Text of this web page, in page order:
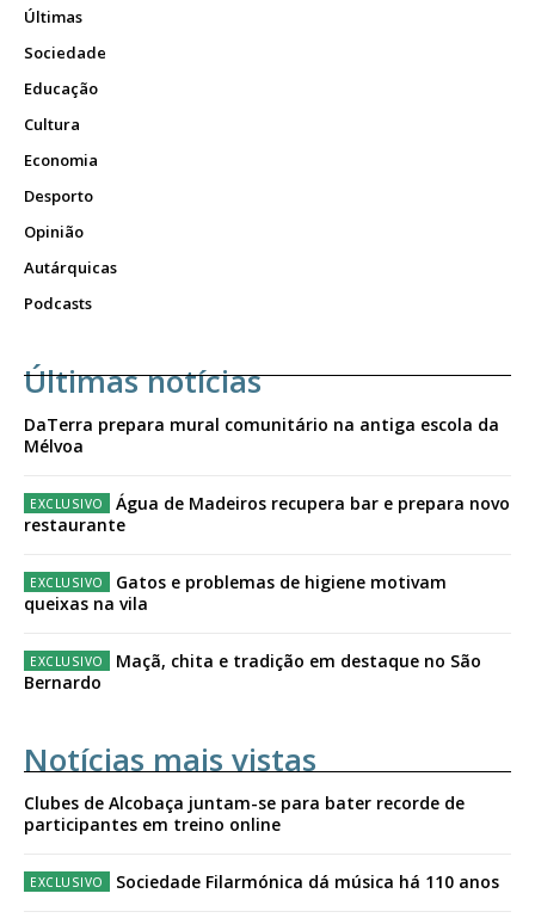
Últimas
Sociedade
Educação
Cultura
Economia
Desporto
Opinião
Autárquicas
Podcasts
Últimas notícias
DaTerra prepara mural comunitário na antiga escola da
Mélvoa
Água de Madeiros recupera bar e prepara novo
restaurante
Gatos e problemas de higiene motivam
queixas na vila
Maçã, chita e tradição em destaque no São
Bernardo
Notícias mais vistas
Clubes de Alcobaça juntam-se para bater recorde de
participantes em treino online
Sociedade Filarmónica dá música há 110 anos